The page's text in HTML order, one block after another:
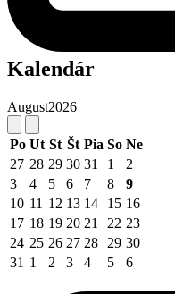
Kalendár
August2026
Po Ut St Št Pia So Ne
27 28 29 30 31 1
2
3
4 5 6 7 8
9
10 11 12 13 14 15 16
17 18 19 20 21 22 23
24 25 26 27 28 29 30
31 1 2 3 4 5 6